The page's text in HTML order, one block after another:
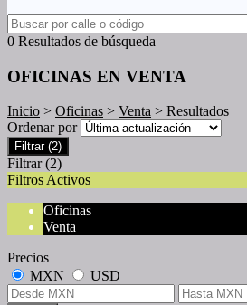
0 Resultados de búsqueda
OFICINAS EN VENTA
Inicio > Oficinas > Venta > Resultados
Ordenar por
Filtrar (2)
Filtrar (2)
Filtros Activos
Oficinas
Venta
Precios
MXN
USD